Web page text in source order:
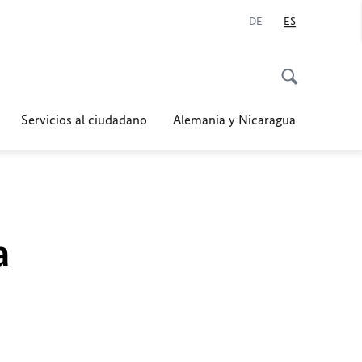
DE ES
Servicios al ciudadano Alemania y Nicaragua